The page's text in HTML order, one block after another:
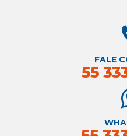
FALE
55